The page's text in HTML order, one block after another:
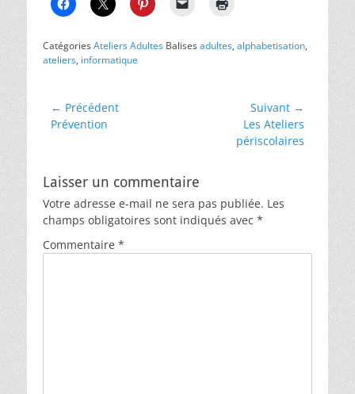
CatégoriesAteliers Adultes Balisesadultes, alphabetisation,
ateliers, informatique
Navigation
de
← Précédent
Article
Prévention
Suivant →
Les Ateliers
périscolaires
Laisser un commentaire
Votre adresse e-mail ne sera pas publiée. Les
champs obligatoires sont indiqués avec *
Commentaire *